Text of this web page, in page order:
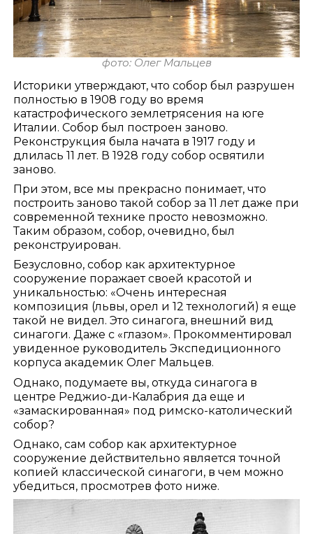
фото: Олег Мальцев
Историки утверждают, что собор был разрушен
полностью в 1908 году во время
катастрофического землетрясения на юге
Италии. Собор был построен заново.
Реконструкция была начата в 1917 году и
длилась 11 лет. В 1928 году собор освятили
заново.
При этом, все мы прекрасно понимает, что
построить заново такой собор за 11 лет даже при
современной технике просто невозможно.
Таким образом, собор, очевидно, был
реконструирован.
Безусловно, собор как архитектурное
сооружение поражает своей красотой и
уникальностью: «Очень интересная
композиция (львы, орел и 12 технологий) я еще
такой не видел. Это синагога, внешний вид
синагоги. Даже с «глазом». Прокомментировал
увиденное руководитель Экспедиционного
корпуса академик Олег Мальцев.
Однако, подумаете вы, откуда синагога в
центре Реджио-ди-Калабрия да еще и
«замаскированная» под римско-католический
собор?
Однако, сам собор как архитектурное
сооружение действительно является точной
копией классической синагоги, в чем можно
убедиться, просмотрев фото ниже.